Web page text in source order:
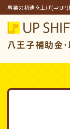
事業の初速を上げ(⇒UP)
八王子補助金